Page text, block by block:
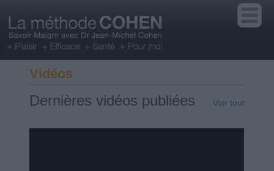
Vidéos
Dernières vidéos publiées Voir tout